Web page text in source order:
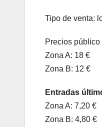
Tipo de venta:
Precios público
Zona A: 18 €
Zona B: 12 €
Entradas
Zona A: 7,20 €
Zona B: 4,80 €